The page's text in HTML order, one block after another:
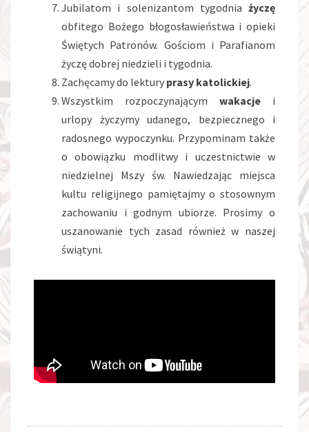
Jubilatom i solenizantom tygodnia życzę
obfitego Bożego błogosławieństwa i opieki
Świętych Patronów. Gościom i Parafianom
życzę dobrej niedzieli i tygodnia.
Zachęcamy do lektury prasy katolickiej.
Wszystkim rozpoczynającym wakacje i
urlopy życzymy udanego, bezpiecznego i
radosnego wypoczynku. Przypominam także
o obowiązku modlitwy i uczestnictwie w
niedzielnej Mszy św. Nawiedzając miejsca
kultu religijnego pamiętajmy o stosownym
zachowaniu i godnym ubiorze. Prosimy o
uszanowanie tych zasad również w naszej
świątyni.